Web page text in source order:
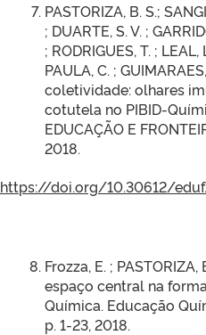
PASTORIZA, B. S.;
; DUARTE, S. V. ;
; RODRIGUES, T. ; LEAL,
PAULA, C. ;
coletividade: olhares
cotutela no PIBID-
EDUCAÇÃO E
2018.
https://doi.org/10.30612/
Frozza, E. ;
espaço central na
Química. Educação
p. 1-23, 2018.